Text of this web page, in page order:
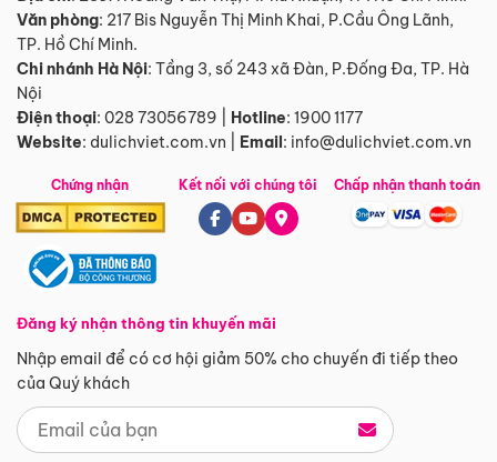
Văn phòng: 217 Bis Nguyễn Thị Minh Khai, P.Cầu Ông Lãnh,
TP. Hồ Chí Minh.
Chi nhánh Hà Nội: Tầng 3, số 243 xã Đàn, P.Đống Đa, TP. Hà
Nội
Điện thoại: 028 73056789 Hotline: 1900 1177
Website: dulichviet.com.vn Email: info@dulichviet.com.vn
Chứng nhận
Đăng ký nhận thông tin khuyến mãi
Nhập email để có cơ hội giảm 50% cho chuyến đi tiếp theo
của Quý khách
Kết nối với chúng tôi Chấp nhận thanh toán